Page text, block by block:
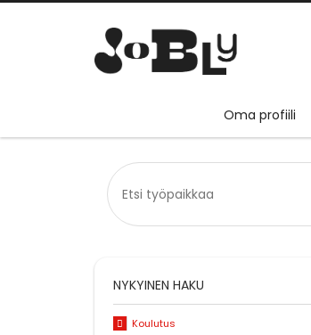
Oma profiili
NYKYINEN HAKU
Koulutus